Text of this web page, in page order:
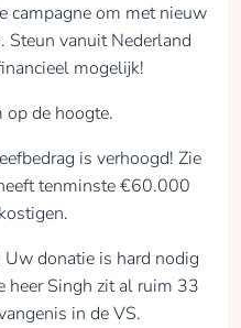
campagne om met nieuw
Steun vanuit Nederland
mogelijk!
de hoogte.
is verhoogd! Zie
tenminste €60.000
Uw donatie is hard nodig
heer Singh zit al ruim 33
in de VS.